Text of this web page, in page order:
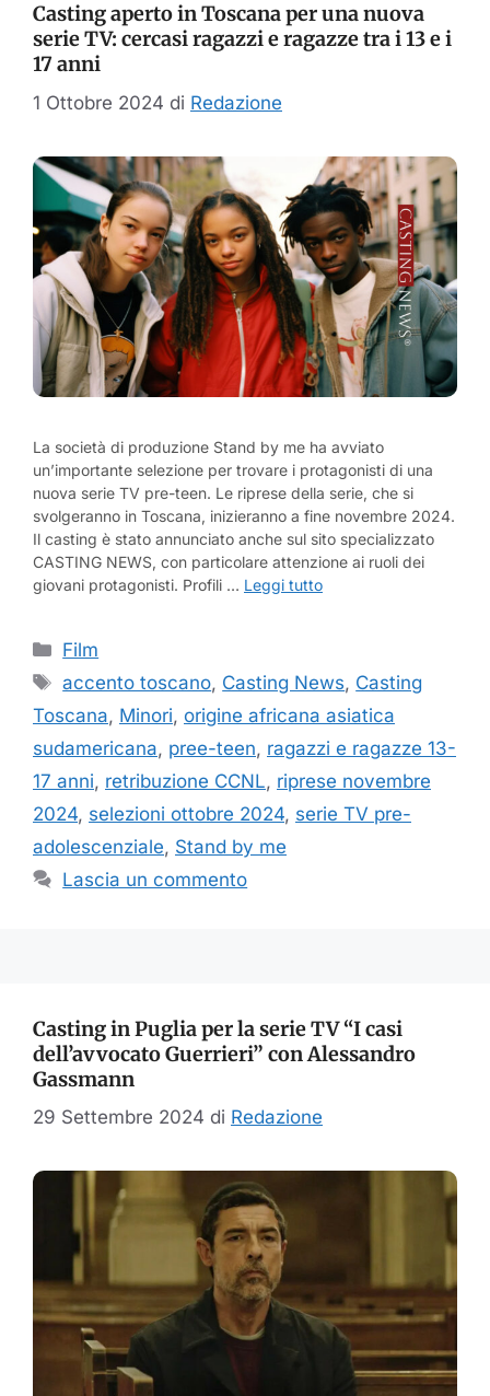
Casting aperto in Toscana per una nuova
serie TV: cercasi ragazzi e ragazze tra i 13 e i
17 anni
1 Ottobre 2024 di Redazione
La società di produzione Stand by me ha avviato
un’importante selezione per trovare i protagonisti di una
nuova serie TV pre-teen. Le riprese della serie, che si
svolgeranno in Toscana, inizieranno a fine novembre 2024.
Il casting è stato annunciato anche sul sito specializzato
CASTING NEWS, con particolare attenzione ai ruoli dei
giovani protagonisti. Profili … Leggi tutto
Categorie
Film
Tag
accento toscano, Casting News, Casting
Toscana, Minori, origine africana asiatica
sudamericana, pree-teen, ragazzi e ragazze 13-
17 anni, retribuzione CCNL, riprese novembre
2024, selezioni ottobre 2024, serie TV pre-
adolescenziale, Stand by me
Lascia un commento
Casting in Puglia per la serie TV “I casi
dell’avvocato Guerrieri” con Alessandro
Gassmann
29 Settembre 2024 di Redazione